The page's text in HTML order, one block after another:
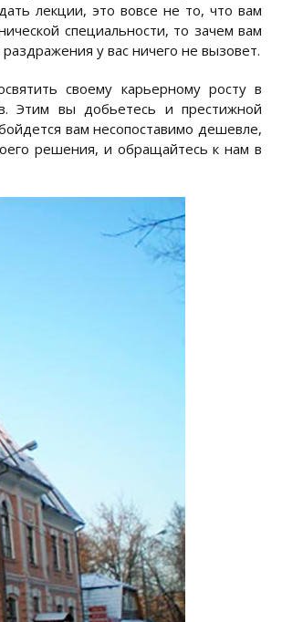
лекции, это вовсе не то, что вам
специальности, то зачем вам
у вас ничего не вызовет.
своему карьерному росту в
Этим вы добьетесь и престижной
вам несопоставимо дешевле,
решения, и обращайтесь к нам в